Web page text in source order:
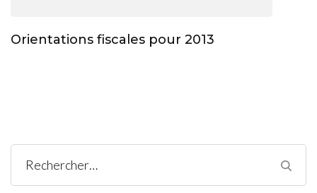
Orientations fiscales pour 2013
Rechercher :